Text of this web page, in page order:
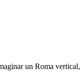
un Roma vertical,